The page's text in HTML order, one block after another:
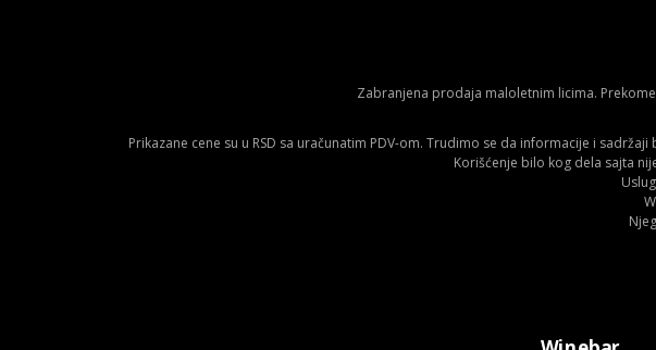
Zabranjena prodaja maloletnim licima.
Prikazane cene su u RSD sa uračunatim PDV-om. Trudimo se da informacije i
Korišćenje bilo kog dela sajta